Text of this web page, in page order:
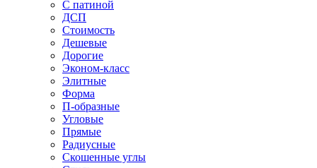
С патиной
ДСП
Стоимость
Дешевые
Дорогие
Эконом-класс
Элитные
Форма
П-образные
Угловые
Прямые
Радиусные
Скошенные углы